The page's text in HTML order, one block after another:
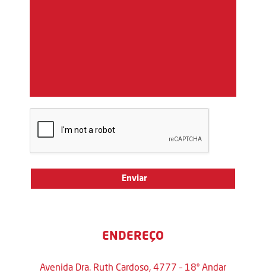
ENDEREÇO
Avenida Dra. Ruth Cardoso, 4777 – 18º Andar